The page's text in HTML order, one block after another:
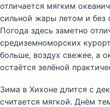
отличается мягким
сильной жары летом и без
Погода здесь заметно
средиземноморских
больше, воздух свежее, а
остаётся зелёной
Зима в Хихоне длится с
считается мягкой. Днём